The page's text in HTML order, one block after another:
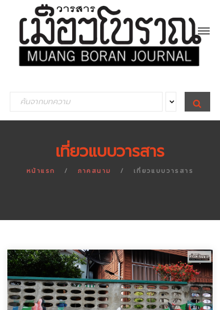
e
S
E
A
R
เที่ยวแบบวารสาร
หน้าแรก ภาคสนาม เที่ยวแบบวารสาร